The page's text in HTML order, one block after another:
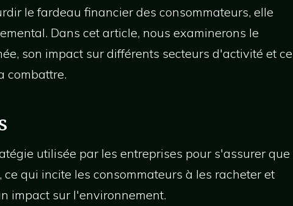
le fardeau financier des consommateurs, elle
Dans cet article, nous examinerons le
son impact sur différents secteurs d'activité et ce
combattre.
utilisée par les entreprises pour s'assurer que
qui incite les consommateurs à les racheter et
impact sur l'environnement.